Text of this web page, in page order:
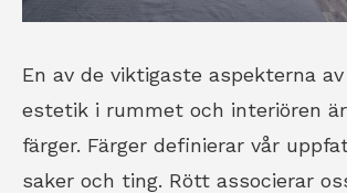
En av de viktigaste aspekterna
estetik i rummet och interiören
färger. Färger definierar vår
saker och ting. Rött associerar